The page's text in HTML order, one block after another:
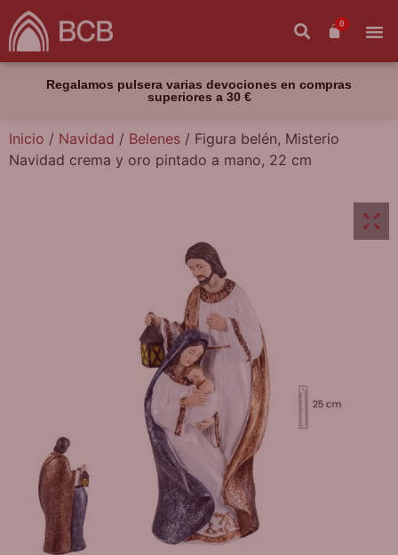
0
Regalamos pulsera varias devociones en compras
superiores a 30 €
Inicio / Navidad / Belenes / Figura belén, Misterio
Navidad crema y oro pintado a mano, 22 cm